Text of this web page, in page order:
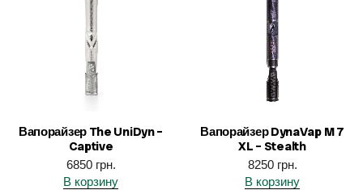
Вапорайзер The UniDyn –
Captive
6850 грн.
В корзину
Вапорайзер DynaVap M 7
XL – Stealth
8250 грн.
В корзину